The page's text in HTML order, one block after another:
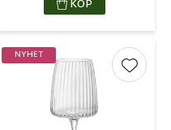
KÖP
i favoriter
NYHET
Lägg